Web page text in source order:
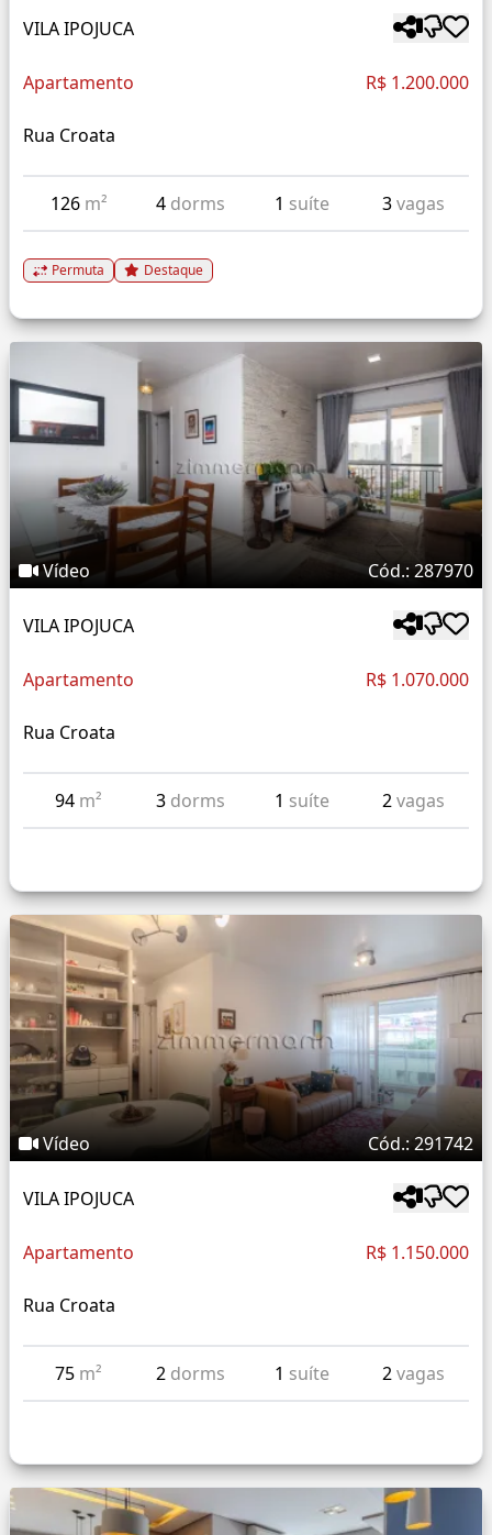
VILA IPOJUCA
Apartamento R$ 1.200.000
Rua Croata
126 m² 4 dorms 1 suíte 3vagas
Permuta Destaque
Vídeo Cód.: 287970
VILA IPOJUCA
Apartamento R$ 1.070.000
Rua Croata
94 m² 3 dorms 1 suíte 2vagas
Vídeo Cód.: 291742
VILA IPOJUCA
Apartamento R$ 1.150.000
Rua Croata
75 m² 2 dorms 1 suíte 2vagas